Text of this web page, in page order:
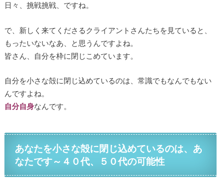
日々、挑戦挑戦、ですね。
で、新しく来てくださるクライアントさんたちを見ていると、
もったいないなあ、と思うんですよね。
皆さん、自分を枠に閉じこめています。
自分を小さな殻に閉じ込めているのは、常識でもなんでもない
んですよね。
自分自身なんです。
あなたを小さな殻に閉じ込めているのは、あ
なたです～４０代、５０代の可能性